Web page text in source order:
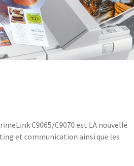
C9065/C9070 est LA nouvelle
et communication ainsi que les